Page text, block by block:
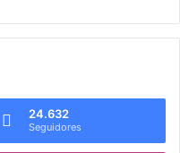
24.632
Seguidores